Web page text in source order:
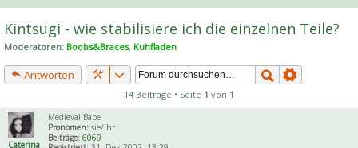
he
Kintsugi - wie stabilisiere ich die einzelnen Teile?
Moderatoren: Boobs&Braces, Kuhfladen
Antworten
14 Beiträge • Seite 1 von 1
Caterina
Medieval Babe
Pronomen: sie/ihr
Beiträge: 6069